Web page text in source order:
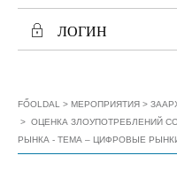
ЛОГИН
FŐOLDAL МЕРОПРИЯТИЯ
ОЦЕНКА ЗЛОУПОТРЕБЛЕНИЙ
РЫНКА - ТЕМА – ЦИФРОВЫЕ